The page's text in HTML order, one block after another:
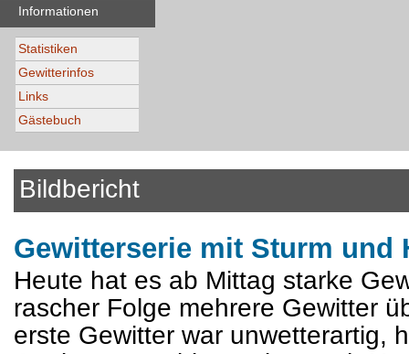
Informationen
Statistiken
Gewitterinfos
Links
Gästebuch
Bildbericht
Gewitterserie mit Sturm und
Heute hat es ab Mittag starke
rascher Folge mehrere Gewitter
erste Gewitter war unwetterartig,